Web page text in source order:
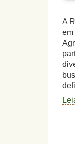
A
em